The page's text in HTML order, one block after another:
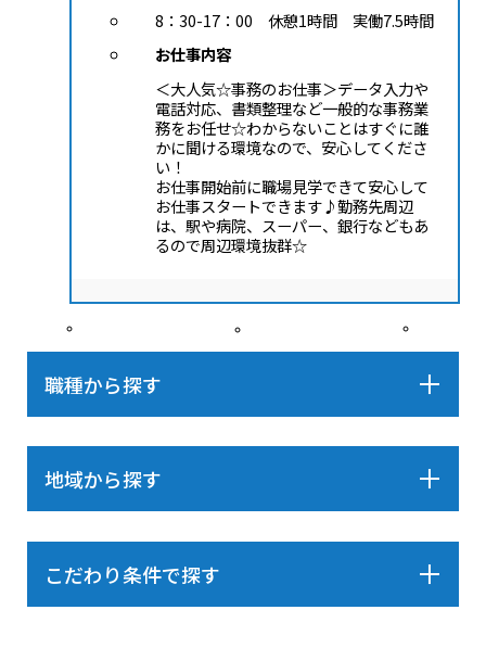
8：30-17：00 休憩1時間 実働7.5時間
お仕事内容
＜大人気☆事務のお仕事＞データ入力や
電話対応、書類整理など一般的な事務業
務をお任せ☆わからないことはすぐに誰
かに聞ける環境なので、安心してくださ
い！
お仕事開始前に職場見学できて安心して
お仕事スタートできます♪勤務先周辺
は、駅や病院、スーパー、銀行などもあ
るので周辺環境抜群☆
職種から探す
地域から探す
こだわり条件で探す